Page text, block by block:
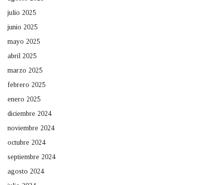
julio 2025
junio 2025
mayo 2025
abril 2025
marzo 2025
febrero 2025
enero 2025
diciembre 2024
noviembre 2024
octubre 2024
septiembre 2024
agosto 2024